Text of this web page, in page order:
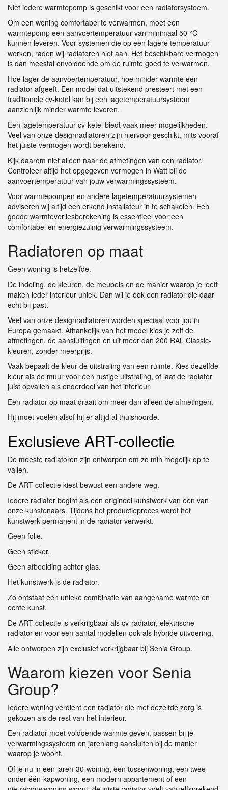
Niet iedere warmtepomp is geschikt voor een radiatorsysteem.
Om een woning comfortabel te verwarmen, moet een
warmtepomp een aanvoertemperatuur van minimaal 50 °C
kunnen leveren. Voor systemen die op een lagere temperatuur
werken, raden wij radiatoren niet aan. Het beschikbare vermogen
is dan meestal onvoldoende om de ruimte goed te verwarmen.
Hoe lager de aanvoertemperatuur, hoe minder warmte een
radiator afgeeft. Een model dat uitstekend presteert met een
traditionele cv-ketel kan bij een lagetemperatuursysteem
aanzienlijk minder warmte leveren.
Een lagetemperatuur-cv-ketel biedt vaak meer mogelijkheden.
Veel van onze designradiatoren zijn hiervoor geschikt, mits vooraf
het juiste vermogen wordt berekend.
Kijk daarom niet alleen naar de afmetingen van een radiator.
Controleer altijd het opgegeven vermogen in Watt bij de
aanvoertemperatuur van jouw verwarmingssysteem.
Voor warmtepompen en andere lagetemperatuursystemen
adviseren wij altijd een erkend installateur in te schakelen. Een
goede warmteverliesberekening is essentieel voor een
comfortabel en energiezuinig verwarmingssysteem.
Radiatoren op maat
Geen woning is hetzelfde.
De indeling, de kleuren, de meubels en de manier waarop je leeft
maken ieder interieur uniek. Dan wil je ook een radiator die daar
echt bij past.
Veel van onze designradiatoren worden speciaal voor jou in
Europa gemaakt. Afhankelijk van het model kies je zelf de
afmetingen, de aansluitingen en uit meer dan 200 RAL Classic-
kleuren, zonder meerprijs.
Vaak bepaalt de kleur de uitstraling van een ruimte. Kies dezelfde
kleur als de muur voor een rustige uitstraling, of laat de radiator
juist opvallen als onderdeel van het interieur.
Een radiator op maat draait om meer dan alleen de afmetingen.
Hij moet voelen alsof hij er altijd al thuishoorde.
Exclusieve ART-collectie
De meeste radiatoren zijn ontworpen om zo min mogelijk op te
vallen.
De ART-collectie kiest bewust een andere weg.
Iedere radiator begint als een origineel kunstwerk van één van
onze kunstenaars. Tijdens het productieproces wordt het
kunstwerk permanent in de radiator verwerkt.
Geen folie.
Geen sticker.
Geen afbeelding achter glas.
Het kunstwerk is de radiator.
Zo ontstaat een unieke combinatie van aangename warmte en
echte kunst.
De ART-collectie is verkrijgbaar als cv-radiator, elektrische
radiator en voor een aantal modellen ook als hybride uitvoering.
Alle ontwerpen zijn exclusief verkrijgbaar bij Senia Group.
Waarom kiezen voor Senia
Group?
Iedere woning verdient een radiator die met dezelfde zorg is
gekozen als de rest van het interieur.
Een radiator moet voldoende warmte geven, passen bij je
verwarmingssysteem en jarenlang aansluiten bij de manier
waarop je woont.
Of je nu in een jaren-30-woning, een tussenwoning, een twee-
onder-één-kapwoning, een modern appartement of een